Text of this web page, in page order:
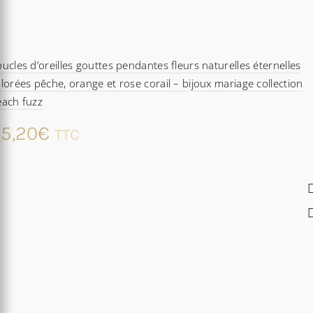
d’oreilles gouttes pendantes fleurs naturelles éternelles
pêche, orange et rose corail – bijoux mariage collection
fuzz
€ TTC